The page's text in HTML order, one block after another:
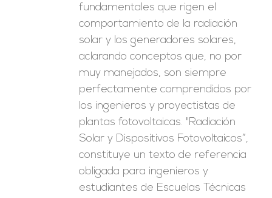
fundamentales que rigen el
comportamiento de la radiación
solar y los generadores solares,
aclarando conceptos que, no por
muy manejados, son siempre
perfectamente comprendidos por
los ingenieros y proyectistas de
plantas fotovoltaicas. "Radiación
Solar y Dispositivos Fotovoltaicos”,
constituye un texto de referencia
obligada para ingenieros y
estudiantes de Escuelas Técnicas